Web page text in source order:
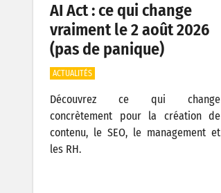
AI Act : ce qui change
vraiment le 2 août 2026
(pas de panique)
ACTUALITÉS
Découvrez ce qui change
concrètement pour la création de
contenu, le SEO, le management et
les RH.